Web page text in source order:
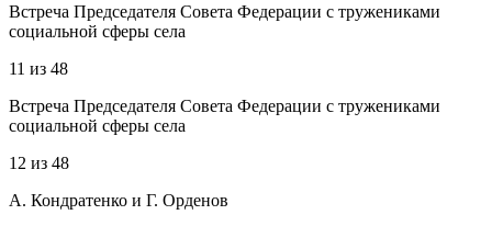
Встреча Председателя Совета Федерации с тружениками
социальной сферы села
11 из 48
Встреча Председателя Совета Федерации с тружениками
социальной сферы села
12 из 48
А. Кондратенко и Г. Орденов